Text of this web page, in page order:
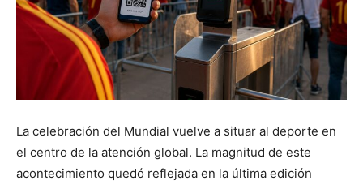
La celebración del Mundial vuelve a situar al deporte en
el centro de la atención global. La magnitud de este
acontecimiento quedó reflejada en la última edición